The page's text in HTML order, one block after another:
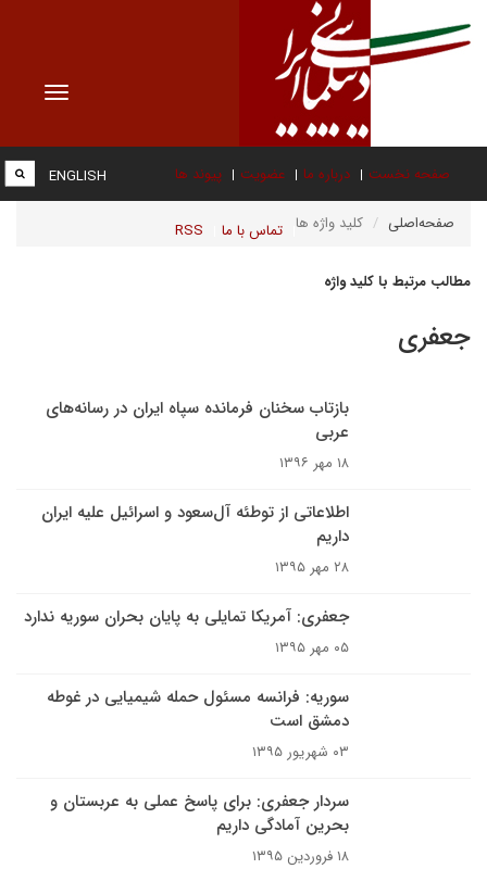
Toggle
صفحه نخست درباره ما عضویت پیوند ها
تماس با ما RSS
ENGLISH
صفحه‌اصلی کلید واژه ها
مطالب مرتبط با کلید واژه
جعفری
بازتاب سخنان فرمانده سپاه ایران در رسانه‌های
عربی
۱۸ مهر ۱۳۹۶
اطلاعاتی از توطئه آل‌سعود و اسرائیل علیه ایران
داریم
۲۸ مهر ۱۳۹۵
جعفری: آمریکا تمایلی به پایان بحران سوریه ندارد
۰۵ مهر ۱۳۹۵
سوریه: فرانسه مسئول حمله شیمیایی در غوطه
دمشق است
۰۳ شهریور ۱۳۹۵
سردار جعفری: برای پاسخ عملی به عربستان و
بحرین آمادگی‌ داریم
۱۸ فروردین ۱۳۹۵